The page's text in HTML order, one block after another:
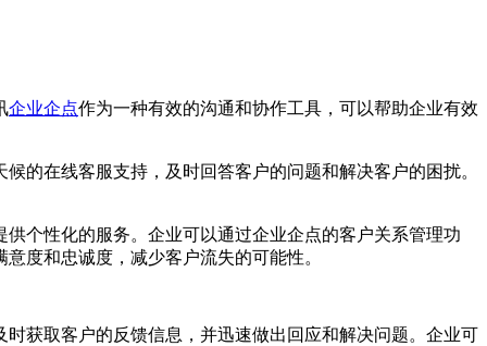
企业企点作为一种有效的沟通和协作工具，可以帮助企业有效
的在线客服支持，及时回答客户的问题和解决客户的困扰。
个性化的服务。企业可以通过企业企点的客户关系管理功
度和忠诚度，减少客户流失的可能性。
获取客户的反馈信息，并迅速做出回应和解决问题。企业可